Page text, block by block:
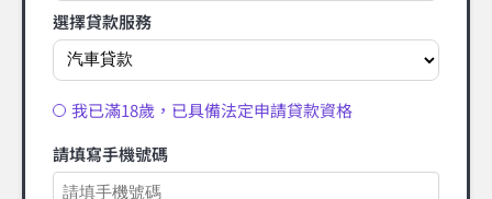
選擇貸款服務
我已滿18歲，已具備法定申請貸款資格
請填寫手機號碼